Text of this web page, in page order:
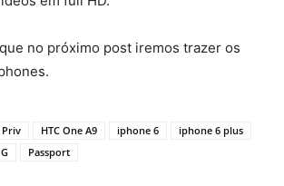
no próximo post iremos trazer os
Priv HTC One A9 iphone 6
iphone 6 plus
Passport